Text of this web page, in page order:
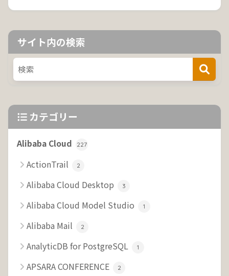
サイト内の検索
カテゴリー
Alibaba Cloud 227
ActionTrail 2
Alibaba Cloud Desktop 3
Alibaba Cloud Model Studio 1
Alibaba Mail 2
AnalyticDB for PostgreSQL 1
APSARA CONFERENCE 2